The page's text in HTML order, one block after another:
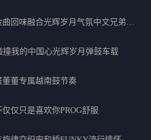
经典好歌梦里水乡祝你平安金曲回味融合光辉岁月气氛中文兄弟串烧
我的中国心光辉岁月弹鼓车载
董专属越南鼓节奏
仅只是喜欢你PROG舒服